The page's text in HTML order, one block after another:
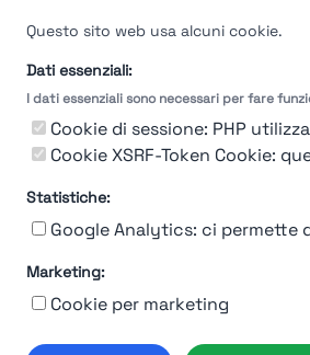
Questo sito web usa alcuni cookie.
Dati essenziali:
I dati essenziali sono necessari per fare
Cookie di sessione: PHP
Cookie XSRF-Token Cookie:
Statistiche:
Google Analytics: ci
Marketing:
Cookie per marketing